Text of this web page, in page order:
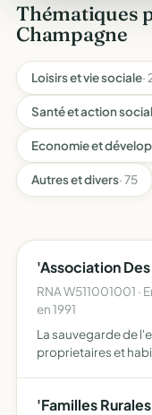
Thématiques
Champagne
Loisirs et vie sociale·
Santé et action
Economie et
Autres et divers· 75
'Association
RNA W511001001
en 1991
La sauvegarde de
proprietaires et
élévation…
'Familles